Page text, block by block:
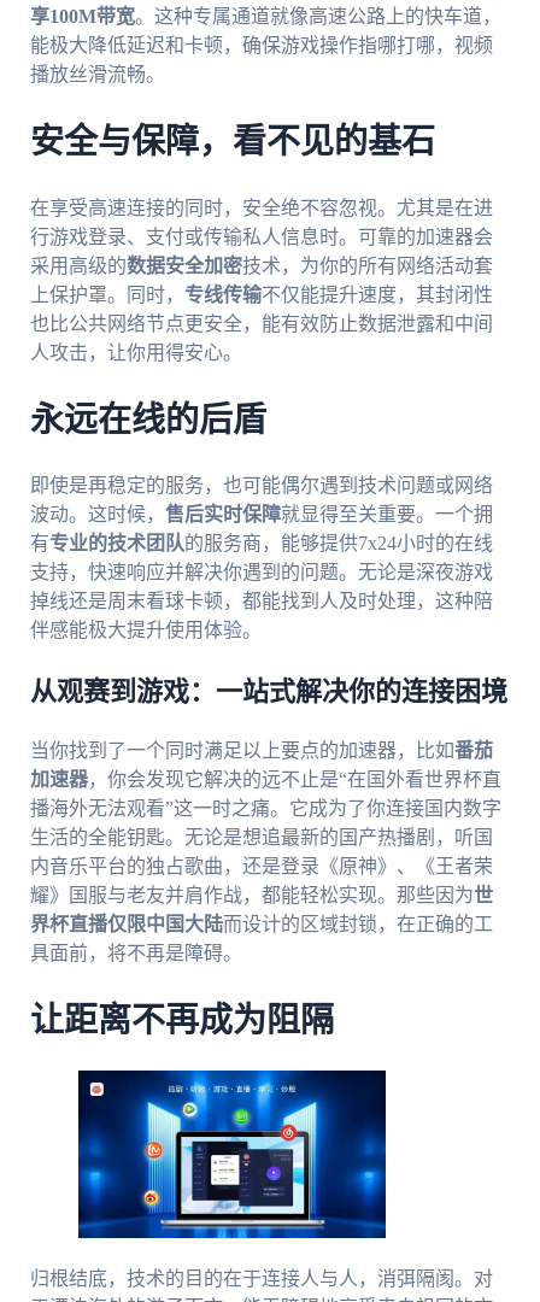
享100M带宽。这种专属通道就像高速公路上的快车道，
能极大降低延迟和卡顿，确保游戏操作指哪打哪，视频
播放丝滑流畅。
安全与保障，看不见的基石
在享受高速连接的同时，安全绝不容忽视。尤其是在进
行游戏登录、支付或传输私人信息时。可靠的加速器会
采用高级的数据安全加密技术，为你的所有网络活动套
上保护罩。同时， 专线传输不仅能提升速度，其封闭性
也比公共网络节点更安全，能有效防止数据泄露和中间
人攻击，让你用得安心。
永远在线的后盾
即使是再稳定的服务，也可能偶尔遇到技术问题或网络
波动。这时候， 售后实时保障就显得至关重要。一个拥
有专业的技术团队的服务商，能够提供7x24小时的在线
支持，快速响应并解决你遇到的问题。无论是深夜游戏
掉线还是周末看球卡顿，都能找到人及时处理，这种陪
伴感能极大提升使用体验。
从观赛到游戏：一站式解决你的连接困境
当你找到了一个同时满足以上要点的加速器，比如番茄
加速器，你会发现它解决的远不止是“在国外看世界杯直
播海外无法观看”这一时之痛。它成为了你连接国内数字
生活的全能钥匙。无论是想追最新的国产热播剧，听国
内音乐平台的独占歌曲，还是登录《原神》、《王者荣
耀》国服与老友并肩作战，都能轻松实现。那些因为世
界杯直播仅限中国大陆而设计的区域封锁，在正确的工
具面前，将不再是障碍。
让距离不再成为阻隔
归根结底，技术的目的在于连接人与人，消弭隔阂。对